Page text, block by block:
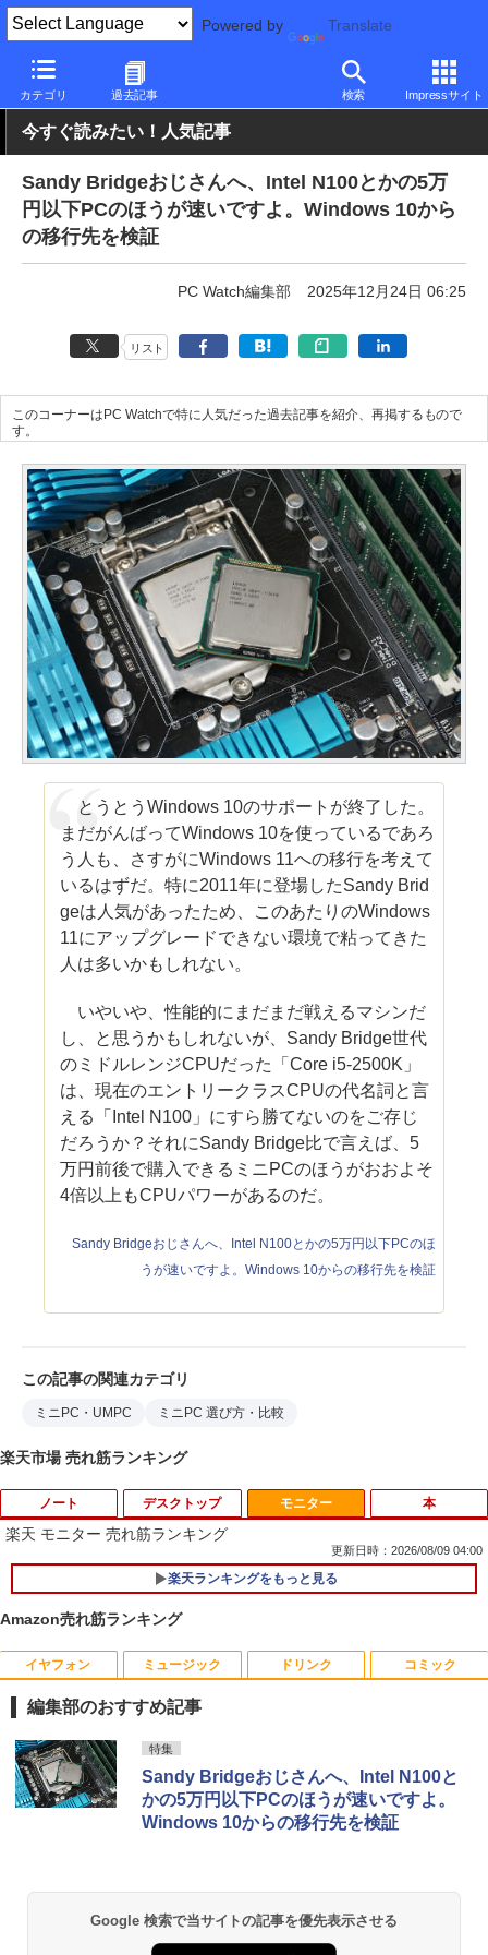
Powered by Translate
カテゴリ 過去記事 検索 Impressサイト
PC Watch 半導体/周辺機器
今すぐ読みたい！人気記事
Sandy Bridgeおじさんへ、Intel N100とかの5万
円以下PCのほうが速いですよ。Windows 10から
の移行先を検証
PC Watch編集部 2025年12月24日 06:25
リスト
このコーナーはPC Watchで特に人気だった過去記事を紹介、再掲するもので
す。
とうとうWindows 10のサポートが終了した。
まだがんばってWindows 10を使っているであろ
う人も、さすがにWindows 11への移行を考えて
いるはずだ。特に2011年に登場したSandy Brid
geは人気があったため、このあたりのWindows
11にアップグレードできない環境で粘ってきた
人は多いかもしれない。
いやいや、性能的にまだまだ戦えるマシンだ
し、と思うかもしれないが、Sandy Bridge世代
のミドルレンジCPUだった「Core i5-2500K」
は、現在のエントリークラスCPUの代名詞と言
える「Intel N100」にすら勝てないのをご存じ
だろうか？それにSandy Bridge比で言えば、5
万円前後で購入できるミニPCのほうがおおよそ
4倍以上もCPUパワーがあるのだ。
Sandy Bridgeおじさんへ、Intel N100とかの5万円以下PCのほ
うが速いですよ。Windows 10からの移行先を検証
この記事の関連カテゴリ
ミニPC・UMPC ミニPC 選び方・比較
楽天市場 売れ筋ランキング
ノート
1
【期間限定 ポイント10倍】Lenovo Idea
Pad D330 10.1型 2-in-1 タブレットPC／
Type-C データ/充電可）/microSD対応
（最大128GB）/Windows 11 Pro／Dolb
y Audio）【整備済み中古品】
￥13,800
【マラソンP5倍/10%オフクーポン】中古
ows11 Pro カメラ Bluetooth Wi-Fi 送料
無料 保証付き
デスクトップ モニター
楽天 モニター 売れ筋ランキング
更新日時：2026/08/09 04:00
楽天ランキングをもっと見る
本
1
りゅうおうのおしごと！21 〜白雪姫と
竜王の結婚〜【完結記念メモリアルブッ
ク付き特装版】 【電子書籍】[ 白鳥 士郎
￥5,500
￥5,500
Amazon売れ筋ランキング
イヤフォン
Anker Soundcore P42i (Bluetooth 6.1)【完
全ワイヤレスイヤホン/ウルトラノイズキャン
セリング 3.5 / マルチポイント接続 / 最大40時
間再生 / コンパクト形状/持ち運びに便利 / IP5
5 防塵防水位規格/PSE技術基準適合】パープ
ミュージック
BRUCE WAYNE feat. Flo Milli, ATL Jacob
[Explicit]
￥250
￥250
ドリンク
by Amazon 天然水 ラベルレス 500ml ×24本
富士山の天然水 バナジウム含有 水 ミネラル
ウォーター ペットボトル 静岡県産 500ミリリ
ットル (Smart Basic)
【Amazon.co.jp限定】 い・ろ・は・す 2L P
ET ラベルレス ×8本
コミック
薬屋のひとりごと 17巻 (デジタル版ビッグガ
ンガンコミックス)
￥770
￥832
編集部のおすすめ記事
特集
Sandy Bridgeおじさんへ、Intel N100と
かの5万円以下PCのほうが速いですよ。
Windows 10からの移行先を検証
Google 検索で当サイトの記事を優先表示させる